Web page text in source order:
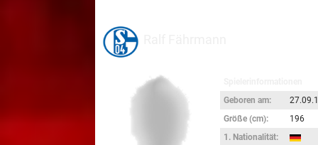
Geboren am:
Größe (cm):
196
1. Nationalität: